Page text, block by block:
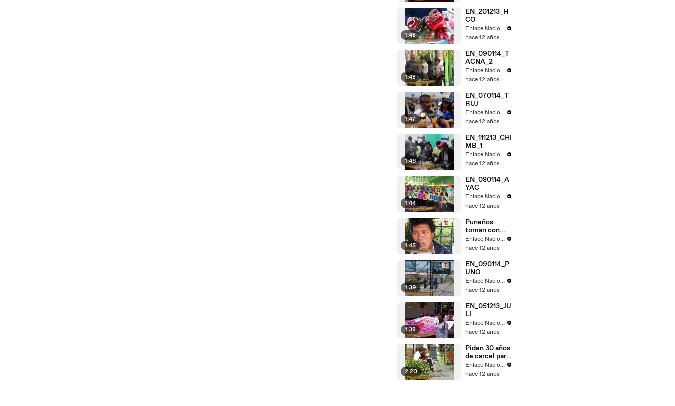
1:48
EN_201213_H
CO
Enlace Nacional
hace 12 años
1:48
EN_090114_T
ACNA_2
Enlace Nacional
hace 12 años
1:47
EN_070114_T
RUJ
Enlace Nacional
hace 12 años
1:46
EN_111213_CHI
MB_1
Enlace Nacional
hace 12 años
1:44
EN_080114_A
YAC
Enlace Nacional
hace 12 años
1:45
Puneños
toman con
calma fallo de
La Haya
Enlace Nacional
hace 12 años
1:39
EN_090114_P
UNO
Enlace Nacional
hace 12 años
1:38
EN_051213_JU
LI
Enlace Nacional
hace 12 años
2:20
Piden 30 años
de carcel para
Gregorio
Santos
Enlace Nacional
hace 12 años